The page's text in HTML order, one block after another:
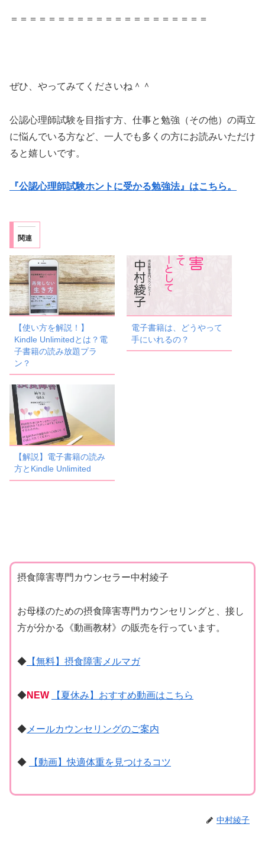
＝＝＝＝＝＝＝＝＝＝＝＝＝＝＝＝＝＝＝＝＝
ぜひ、やってみてくださいね＾＾
公認心理師試験を目指す方、仕事と勉強（その他）の両立
に悩んでいる方など、一人でも多くの方にお読みいただけ
ると嬉しいです。
『公認心理師試験ホントに受かる勉強法』はこちら。
関連
【使い方を解説！】
Kindle Unlimitedとは？電
子書籍の読み放題プラ
ン？
電子書籍は、どうやって
手にいれるの？
【解説】電子書籍の読み
方とKindle Unlimited
摂食障害専門カウンセラー中村綾子
お母様のための摂食障害専門カウンセリングと、接し
方が分かる《動画教材》の販売を行っています。
◆ 【無料】摂食障害メルマガ
◆NEW 【夏休み】おすすめ動画はこちら
◆ メールカウンセリングのご案内
◆ 【動画】快適体重を見つけるコツ
中村綾子